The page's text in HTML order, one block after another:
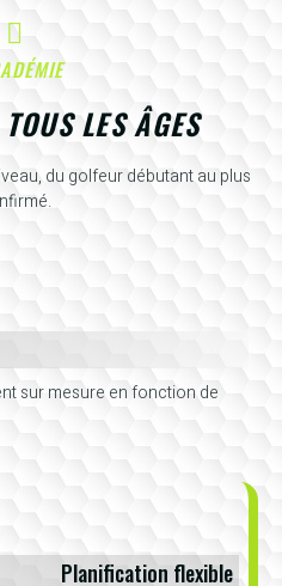
LES ÂGES
du golfeur débutant au plus
sur mesure en fonction de
Planification flexible